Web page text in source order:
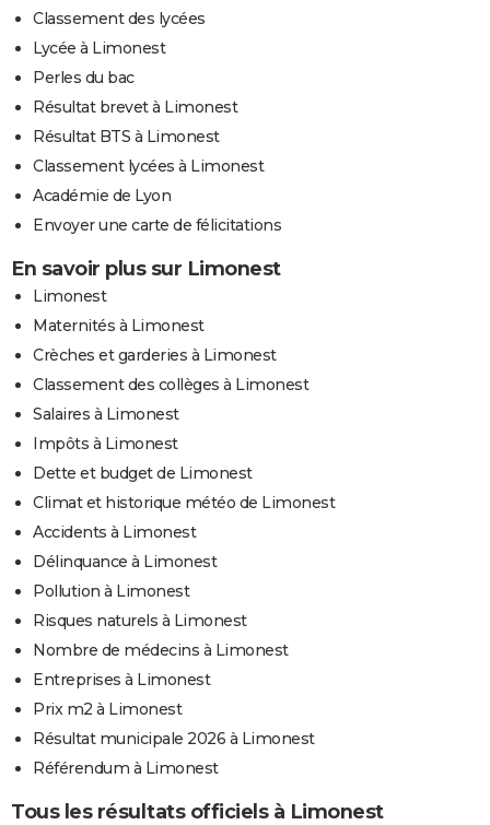
Classement des lycées
Lycée à Limonest
Perles du bac
Résultat brevet à Limonest
Résultat BTS à Limonest
Classement lycées à Limonest
Académie de Lyon
Envoyer une carte de félicitations
En savoir plus sur Limonest
Limonest
Maternités à Limonest
Crèches et garderies à Limonest
Classement des collèges à Limonest
Salaires à Limonest
Impôts à Limonest
Dette et budget de Limonest
Climat et historique météo de Limonest
Accidents à Limonest
Délinquance à Limonest
Pollution à Limonest
Risques naturels à Limonest
Nombre de médecins à Limonest
Entreprises à Limonest
Prix m2 à Limonest
Résultat municipale 2026 à Limonest
Référendum à Limonest
Tous les résultats officiels à Limonest